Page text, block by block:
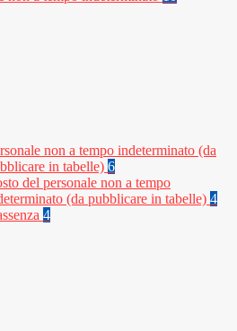
non a tempo indeterminato (da
in tabelle) 6
del personale non a tempo
(da pubblicare in tabelle) 4
4